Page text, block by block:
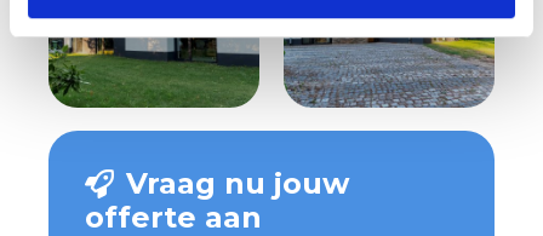
Vraag nu jouw
offerte aan